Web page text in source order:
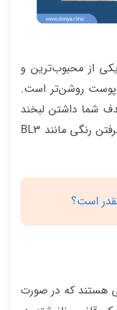
ما دریافتیم که سایه رنگی BL2/0M2 یکی از محبوب‌ترین و
پوست روشن‌تر است.
شما داشتن لبخند
سفید طبیعی است، توصیه ما در نظر گرفتن رنگی مانند BL3
است؟
هستند که در صورت